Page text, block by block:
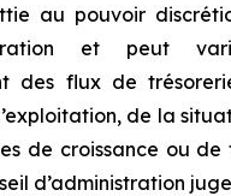
au pouvoir
et peut
des flux de
de la
de croissance ou
d’administration